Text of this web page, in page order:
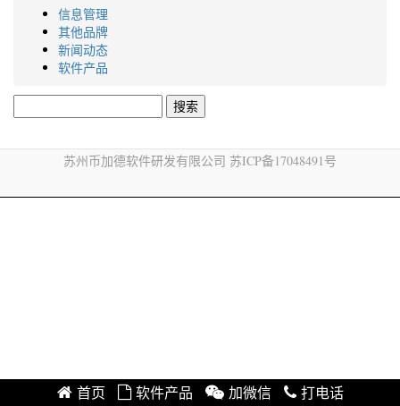
信息管理
其他品牌
新闻动态
软件产品
索：
苏州币加德软件研发有限公司 苏ICP备17048491号
首页 软件产品 加微信 打电话